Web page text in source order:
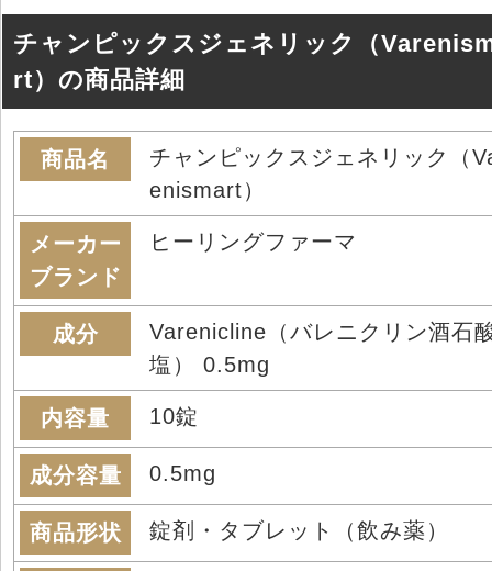
チャンピックスジェネリック（
rt）の商品詳細
商品名
チャンピックスジェネリック（
enismart）
メーカー
ブランド
ヒーリングファーマ
成分
Varenicline（バレニクリン酒石
塩） 0.5mg
内容量 10錠
成分容量 0.5mg
商品形状 錠剤・タブレット（飲み薬）